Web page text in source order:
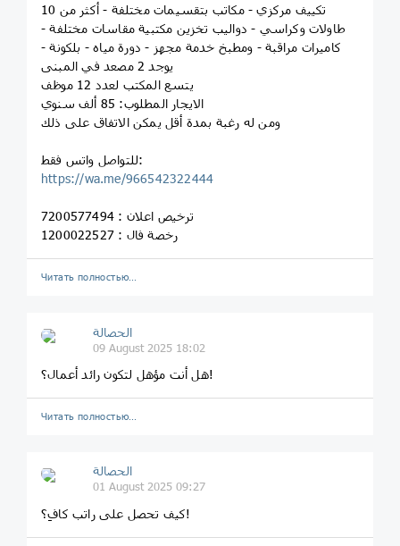
تكييف مركزي - مكاتب بتقسيمات مختلفة - أكثر من 10
طاولات وكراسي - دواليب تخزين مكتبية مقاسات مختلفة -
كاميرات مراقبة - ومطبخ خدمة مجهز - دورة مياه - بلكونة -
يوجد 2 مصعد في المبنى
يتسع المكتب لعدد 12 موظف
الايجار المطلوب: 85 ألف سنوي
ومن له رغبة بمدة أقل يمكن الاتفاق على ذلك
للتواصل واتس فقط:
https://wa.me/966542322444
ترخيص اعلان : 7200577494
رخصة فال : 1200022527
Читать полностью…
الحصالة
09 August 2025 18:02
هل أنت مؤهل لتكون رائد أعمال؟!
Читать полностью…
الحصالة
01 August 2025 09:27
كيف تحصل على راتب كافِ؟!